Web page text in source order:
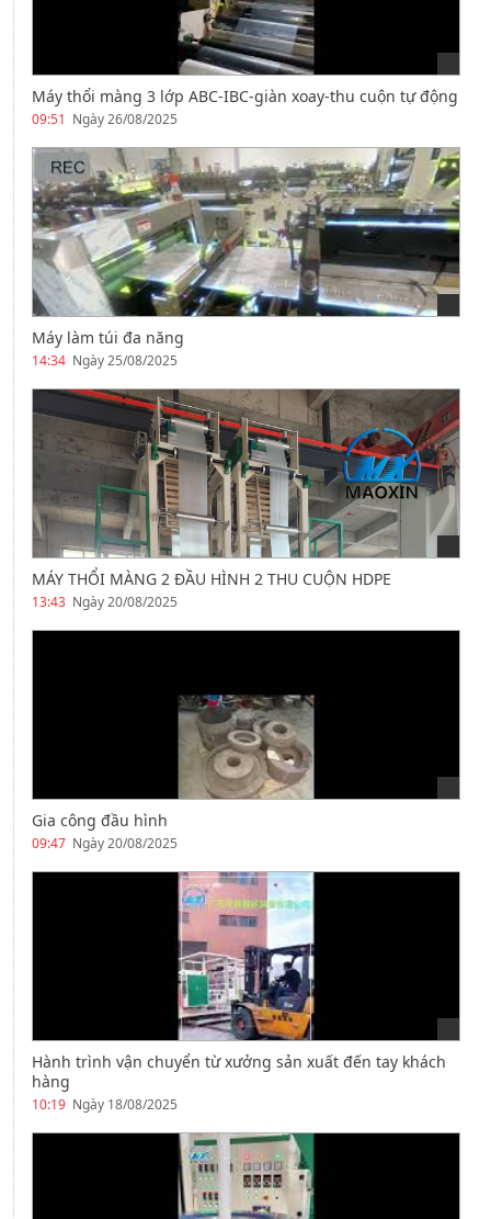
Máy thổi màng 3 lớp ABC-IBC-giàn xoay-thu cuộn tự động
09:51 Ngày 26/08/2025
Máy làm túi đa năng
14:34 Ngày 25/08/2025
MÁY THỔI MÀNG 2 ĐẦU HÌNH 2 THU CUỘN HDPE
13:43 Ngày 20/08/2025
Gia công đầu hình
09:47 Ngày 20/08/2025
Hành trình vận chuyển từ xưởng sản xuất đến tay khách
hàng
10:19 Ngày 18/08/2025